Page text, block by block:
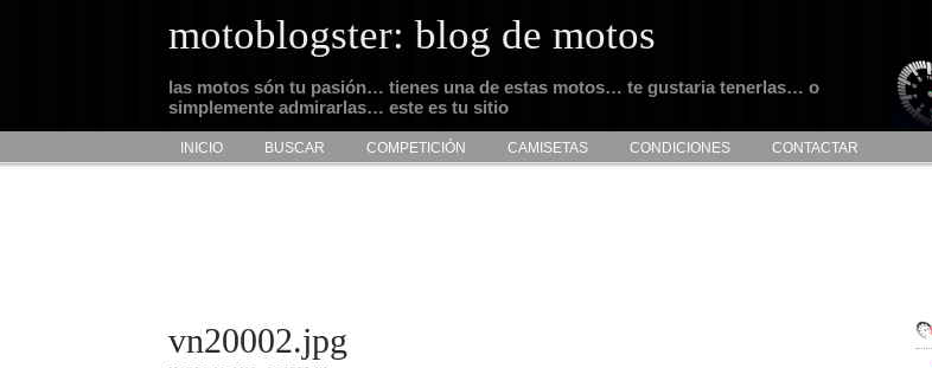
motoblogster: blog de motos
las motos són tu pasión… tienes una de estas motos… te gustaria tenerlas… o
simplemente admirarlas… este es tu sitio
INICIO BUSCAR COMPETICIÓN CAMISETAS CONDICIONES CONTACTAR
vn20002.jpg